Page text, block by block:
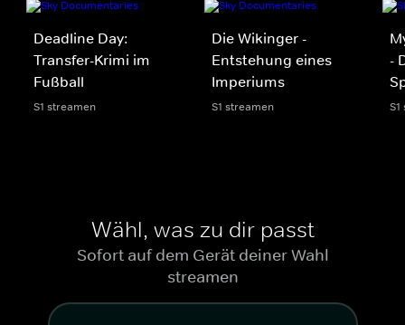
Deadline Day:
Transfer-Krimi im
Fußball
S1 streamen
Die Wikinger -
Entstehung eines
Imperiums
S1 streamen
-
Wähl, was zu dir passt
Sofort auf dem Gerät deiner Wahl
streamen